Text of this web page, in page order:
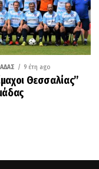
9 έτη ago
Θεσσαλίας”